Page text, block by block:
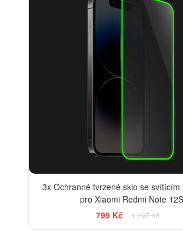
3x Ochranné tvrzené sklo se svítícím
pro Xiaomi Redmi Note 12S
799 Kč
1 197 Kč